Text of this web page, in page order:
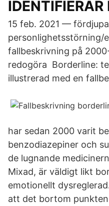
15 feb. 2021 —
personlighetsstörning/
fallbeskrivning på
redogöra Borderline:
illustrerad med en
har sedan 2000 varit
benzodiazepiner och
de lugnande
Mixad, är väldigt likt
emotionellt
att det bortom